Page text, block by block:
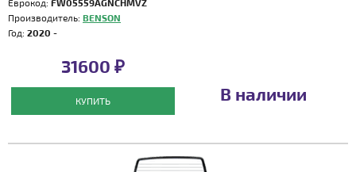
Еврокод: FW05559AGNCHMVZ
Производитель: BENSON
Год: 2020 -
31600 ₽
КУПИТЬ В наличии